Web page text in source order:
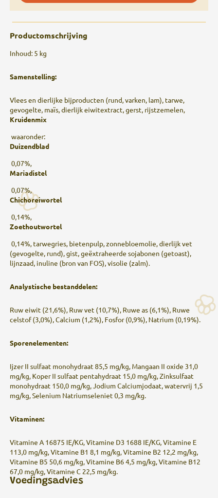
Productomschrijving
Inhoud: 5 kg
Samenstelling:
Vlees en dierlijke bijproducten (rund, varken, lam), tarwe,
gevogelte, maïs, dierlijk eiwitextract, gerst, rijstzemelen,
Kruidenmix
waaronder:
Duizendblad
0,07%,
Mariadistel
0,07%,
Chichoreiwortel
0,14%,
Zoethoutwortel
0,14%, tarwegries, bietenpulp, zonnebloemolie, dierlijk vet
(gevogelte, rund), gist, geëxtraheerde sojabonen (getoast),
lijnzaad, inuline (bron van FOS), visolie (zalm).
Analystische bestanddelen:
Ruw eiwit (21,6%), Ruw vet (10,7%), Ruwe as (6,1%), Ruwe
celstof (3,0%), Calcium (1,2%), Fosfor (0,9%), Natrium (0,19%).
Sporenelementen:
Ijzer II sulfaat monohydraat 85,5 mg/kg, Mangaan II oxide 31,0
mg/kg, Koper II sulfaat pentahydraat 15,0 mg/kg, Zinksulfaat
monohydraat 150,0 mg/kg, Jodium Calciumjodaat, watervrij 1,5
mg/kg, Selenium Natriumseleniet 0,3 mg/kg.
Vitaminen:
Vitamine A 16875 IE/KG, Vitamine D3 1688 IE/KG, Vitamine E
113,0 mg/kg, Vitamine B1 8,1 mg/kg, Vitamine B2 12,2 mg/kg,
Vitamine B5 50,6 mg/kg, Vitamine B6 4,5 mg/kg, Vitamine B12
67,0 mg/kg, Vitamine C 22,5 mg/kg.
Voedingsadvies